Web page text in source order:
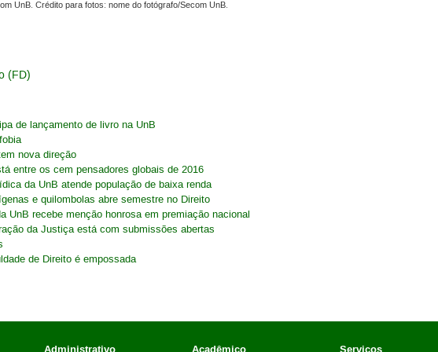
UnB. Crédito para fotos: nome do fotógrafo/Secom UnB.
(FD)
de lançamento de livro na UnB
nova direção
entre os cem pensadores globais de 2016
da UnB atende população de baixa renda
e quilombolas abre semestre no Direito
UnB recebe menção honrosa em premiação nacional
da Justiça está com submissões abertas
de Direito é empossada
Administrativo Acadêmico Serviços